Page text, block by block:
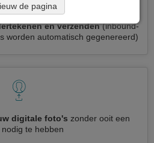
tot
en verzenden (inbound-
worden automatisch gegenereerd)
digitale foto's zonder ooit een
te hebben
de pagina